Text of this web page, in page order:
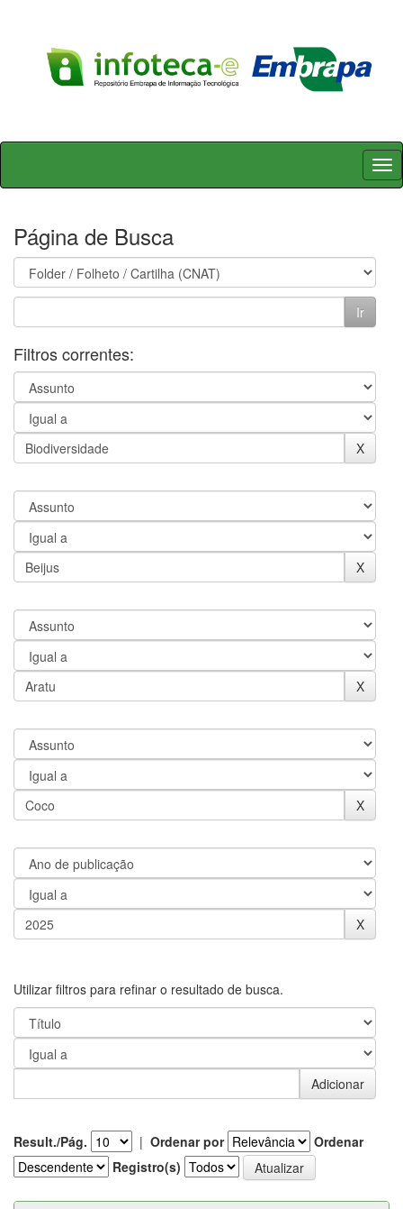
Skip
Página de Busca
Filtros correntes:
Utilizar filtros para refinar o resultado de busca.
Result./Pág. | Ordenar por
Ordenar
Registro(s)